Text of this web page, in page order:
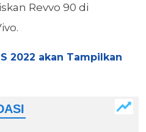
Revvo 90 di
2022 akan Tampilkan